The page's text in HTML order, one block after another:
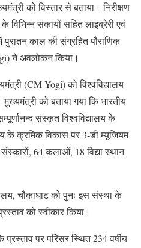
को विस्तार से बताया। निरीक्षण
विभिन्न संकायों सहित लाइब्रेरी एवं
पुरातन काल की संग्रहित पौराणिक
ने अवलोकन किया।
(CM Yogi) को विश्वविद्यालय
को बताया गया कि भारतीय
संस्कृत विश्वविद्यालय के
के क्रमिक विकास पर 3-डी म्यूजियम
64 कलाओं, 18 विद्या स्थान
चौकाघाट को पुनः इस संस्था के
को स्वीकार किया।
पर परिसर स्थित 234 वर्षीय